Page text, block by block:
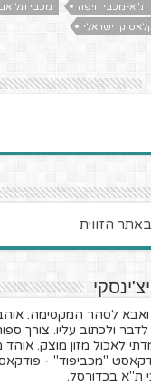
ת"א-מכבי חיפה
מכבי תל
ישראלי
ואבא לסהר המקסימה.
לדבר ולכתוב עליו. צורך
לאכול מזון מוצק.
"מכביפוד" -
ת"א בכדורסל.